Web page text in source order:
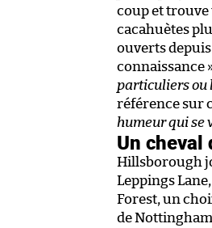
coup et trouve
cacahuètes
ouverts depuis
connaissance
particuliers ou
référence sur
humeur qui se
Un cheval
Hillsborough
Leppings
Forest, un
de Nottingham